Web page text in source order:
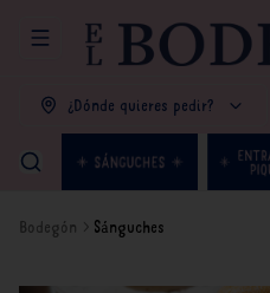
Abrir menu de navegación
¿Dónde quieres pedir?
Bodegón Sánguches